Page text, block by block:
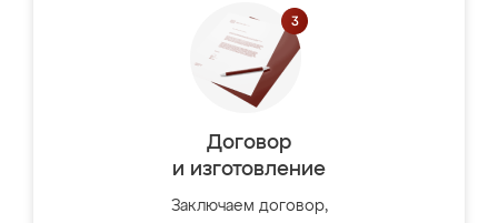
Договор
и изготовление
Заключаем договор,